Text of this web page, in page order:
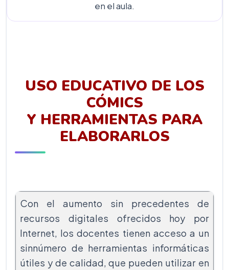
en el aula.
USO EDUCATIVO DE LOS
CÓMICS
Y HERRAMIENTAS PARA
ELABORARLOS
Con el aumento sin precedentes de
recursos digitales ofrecidos hoy por
Internet, los docentes tienen acceso a un
sinnúmero de herramientas informáticas
útiles y de calidad, que pueden utilizar en